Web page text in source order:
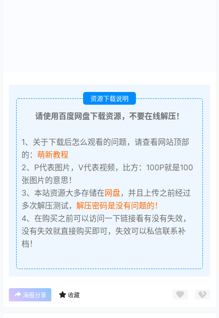
资源下载说明
请使用百度网盘下载资源，不要在线解压！
1、关于下载后怎么观看的问题，请查看网站顶部
的： 萌新教程
2、P代表图片，V代表视频，比方：100P就是100
张图片的意思！
3、本站资源大多存储在网盘，并且上传之前经过
多次解压测试， 解压密码是没有问题的！
4、在购买之前可以访问一下链接看有没有失效，
没有失效就直接购买即可，失效可以私信联系补
档！
海报分享 收藏